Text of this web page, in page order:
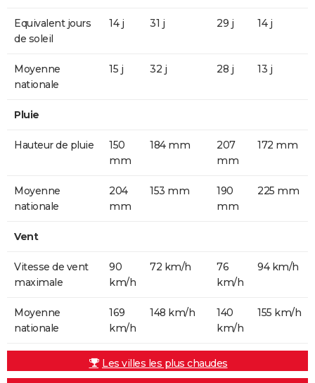
Equivalent jours
de soleil
14 j 31 j 29 j 14 j
Moyenne
nationale
15 j 32 j 28 j 13 j
Pluie
Hauteur de pluie
150
mm
184 mm
207
mm
172 mm
Moyenne
nationale
204
mm
153 mm
190
mm
225 mm
Vent
Vitesse de vent
maximale
90
km/h
72 km/h
76
km/h
94 km/h
Moyenne
nationale
169
km/h
148 km/h
140
km/h
155 km/h
Les villes les plus chaudes